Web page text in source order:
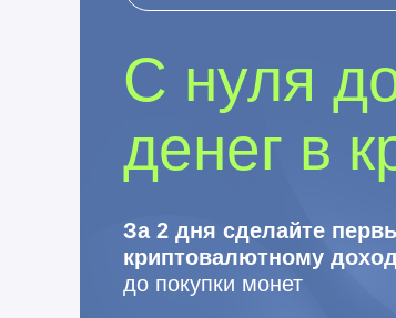
С нуля
денег в
За 2 дня сделайте
криптовалютному
до покупки монет